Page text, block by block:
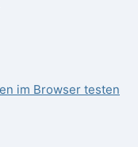
im Browser testen